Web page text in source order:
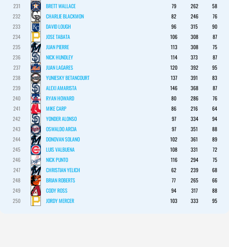
231
BRETT WALLACE 79 262
58
232
CHARLIE BLACKMON 82 246
76
233
DAVID LOUGH 96 315
90
234
JOSE TABATA 106 308
87
235
JUAN PIERRE 113 308
75
236
NICK HUNDLEY 114 373
87
237
JUAN LAGARES 120 392
95
238
YUNIESKY BETANCOURT 137 391
83
239
ALEXI AMARISTA 146 368
87
240
RYAN HOWARD 80 286
76
241
MIKE CARP 86 216
64
242
YONDER ALONSO 97 334
94
243
OSWALDO ARCIA 97 351
88
244
DONOVAN SOLANO 102 361
89
245
LUIS VALBUENA 108 331
72
246
NICK PUNTO 116 294
75
247
CHRISTIAN YELICH 62 239
68
248
BRIAN ROBERTS 77 265
66
249
CODY ROSS 94 317
88
250
JORDY MERCER 103 333 95